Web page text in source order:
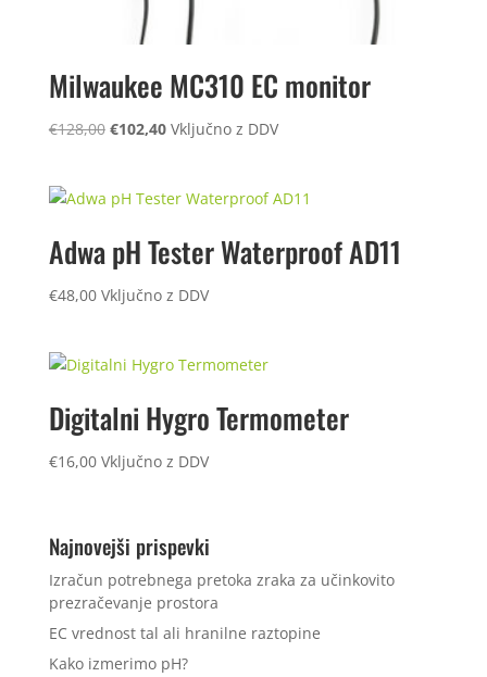
Milwaukee MC310 EC monitor
€128,00 Izvirna
bila:
€102,40Trenutna
€102,40.
Vključno z DDV
Adwa pH Tester Waterproof AD11
€48,00 Vključno z DDV
Digitalni Hygro Termometer
€16,00 Vključno z DDV
Najnovejši prispevki
Izračun potrebnega pretoka zraka za učinkovito
prezračevanje prostora
EC vrednost tal ali hranilne raztopine
Kako izmerimo pH?